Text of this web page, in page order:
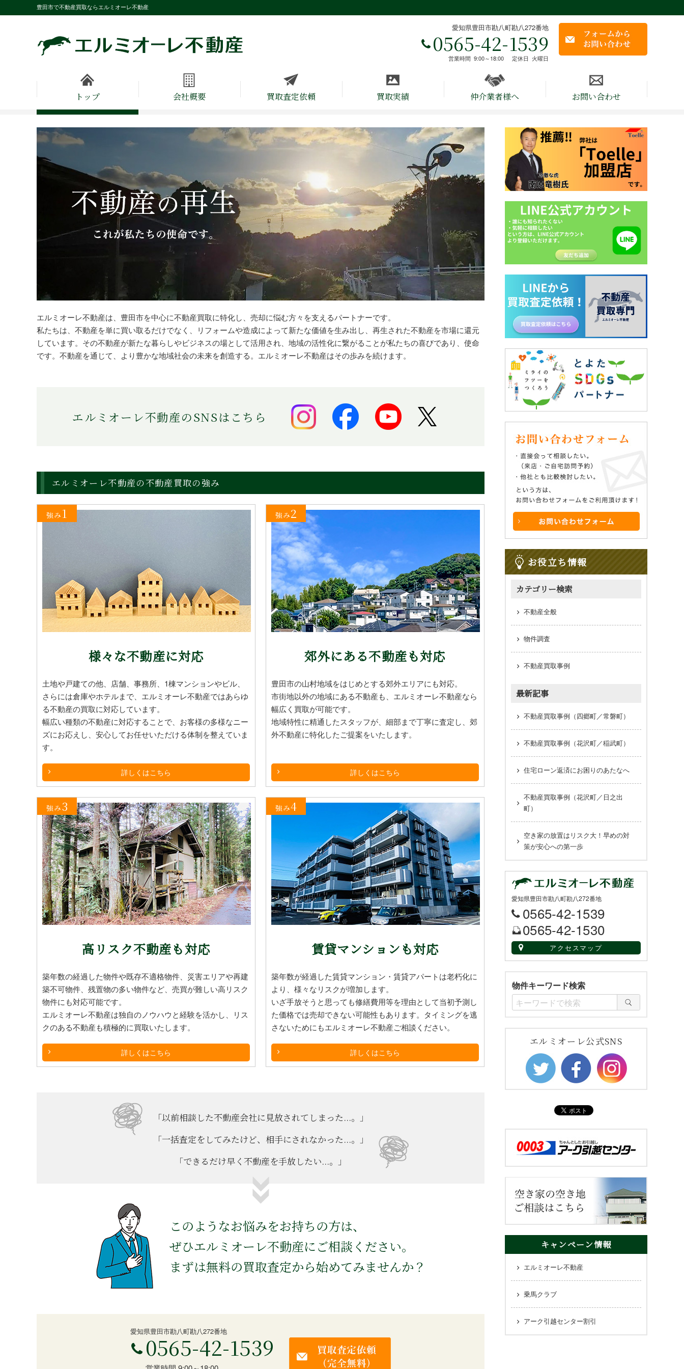
豊田市で不動産買取ならエルミオーレ不動産
愛知県豊田市勘八町勘八272番地
0565-42-1539
営業時間 9:00～18:00 定休日 火曜日
トップ 会社概要 買取査定依頼 買取実績 仲介業者様へ お問い合わせ
エルミオーレ不動産は、豊田市を中心に不動産買取に特化し、売却に悩む方々を支えるパートナーです。
私たちは、不動産を単に買い取るだけでなく、リフォームや造成によって新たな価値を生み出し、再生された不動産を市場に還元
しています。その不動産が新たな暮らしやビジネスの場として活用され、地域の活性化に繋がることが私たちの喜びであり、使命
です。不動産を通じて、より豊かな地域社会の未来を創造する。エルミオーレ不動産はその歩みを続けます。
エルミオーレ不動産のSNSはこちら
エルミオーレ不動産の不動産買取の強み
強み1
様々な不動産に対応
土地や戸建ての他、店舗、事務所、1棟マンションやビル、
さらには倉庫やホテルまで、エルミオーレ不動産ではあらゆ
る不動産の買取に対応しています。
幅広い種類の不動産に対応することで、お客様の多様なニー
ズにお応えし、安心してお任せいただける体制を整えていま
す。
詳しくはこちら
強み2
郊外にある不動産も対応
豊田市の山村地域をはじめとする郊外エリアにも対応。
市街地以外の地域にある不動産も、エルミオーレ不動産なら
幅広く買取が可能です。
地域特性に精通したスタッフが、細部まで丁寧に査定し、郊
外不動産に特化したご提案をいたします。
詳しくはこちら
強み3
高リスク不動産も対応
築年数の経過した物件や既存不適格物件、災害エリアや再建
築不可物件、残置物の多い物件など、売買が難しい高リスク
物件にも対応可能です。
エルミオーレ不動産は独自のノウハウと経験を活かし、リス
クのある不動産も積極的に買取いたします。
詳しくはこちら
強み4
賃貸マンションも対応
築年数が経過した賃貸マンション・賃貸アパートは老朽化に
より、様々なリスクが増加します。
いざ手放そうと思っても修繕費用等を理由として当初予測し
た価格では売却できない可能性もあります。タイミングを逃
さないためにもエルミオーレ不動産ご相談ください。
詳しくはこちら
「以前相談した不動産会社に見放されてしまった...。」
「一括査定をしてみたけど、相手にされなかった...。」
「できるだけ早く不動産を手放したい...。」
このようなお悩みをお持ちの方は、
ぜひエルミオーレ不動産にご相談ください。
まずは無料の買取査定から始めてみませんか？
愛知県豊田市勘八町勘八272番地
0565-42-1539
お役立ち情報
カテゴリー検索
不動産全般
物件調査
不動産買取事例
最新記事
不動産買取事例（四郷町／常磐町）
不動産買取事例（花沢町／稲武町）
住宅ローン返済にお困りのあたなへ
不動産買取事例（花沢町／日之出
町）
空き家の放置はリスク大！早めの対
策が安心への第一歩
愛知県豊田市勘八町勘八272番地
0565-42-1539
0565-42-1530
アクセスマップ
物件キーワード検索
エルミオーレ公式SNS
キャンペーン情報
エルミオーレ不動産
乗馬クラブ
アーク引越センター割引